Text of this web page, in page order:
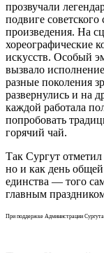
прозвучали
подвиге
произведения. На
хореографические
искусств. Особый
вызвало
разные поколения
развернулись и на
каждой работала
попробовать
горячий чай.
Так Сургут
но и как день
единства — того
главным
При поддержке Администрации Сургута